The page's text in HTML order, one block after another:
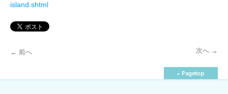
island.shtml
← 前へ 次へ →